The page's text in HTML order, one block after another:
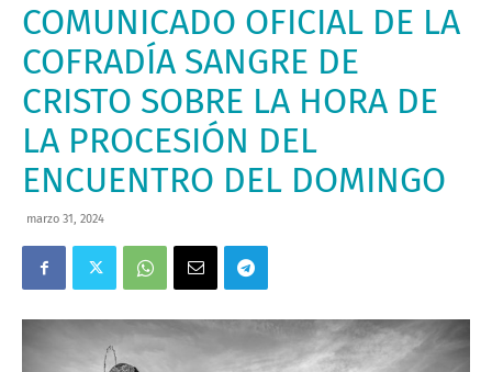
COMUNICADO OFICIAL DE LA
COFRADÍA SANGRE DE
CRISTO SOBRE LA HORA DE
LA PROCESIÓN DEL
ENCUENTRO DEL DOMINGO
marzo 31, 2024